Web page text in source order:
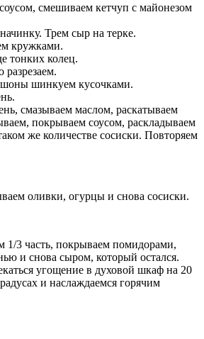
смешиваем кетчуп с майонезом
Трем сыр на терке.
кружками.
тонких колец.
шинкуем кусочками.
смазываем маслом, раскатываем
покрываем соусом, раскладываем
же количестве сосиски. Повторяем
оливки, огурцы и снова сосиски.
3 часть, покрываем помидорами,
и снова сыром, который остался.
угощение в духовой шкаф на 20
и наслаждаемся горячим